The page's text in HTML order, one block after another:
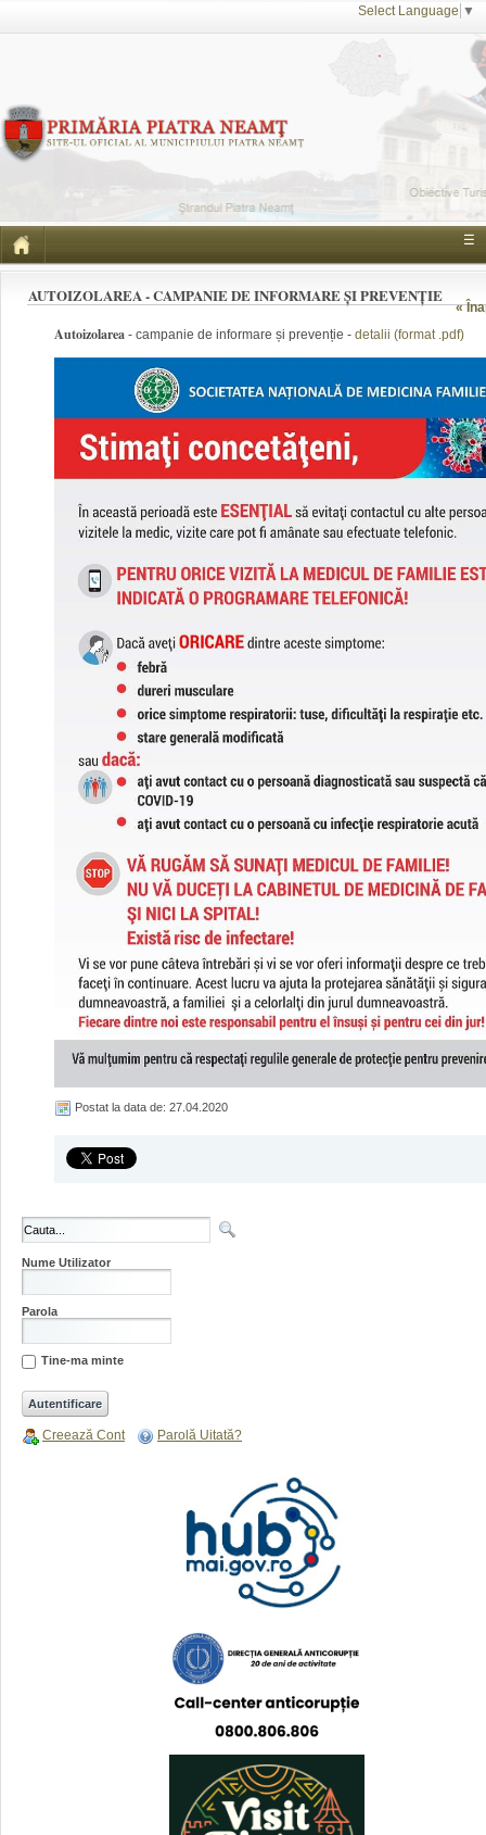
Select Language ▼
☰
«
AUTOIZOLAREA - CAMPANIE DE INFORMARE ȘI PREVENȚIE
Autoizolarea - campanie de informare și prevenție - detalii (format .pdf)
Postat la data de: 27.04.2020
Nume Utilizator
Parola
Tine-ma minte
Creează Cont Parolă Uitată?